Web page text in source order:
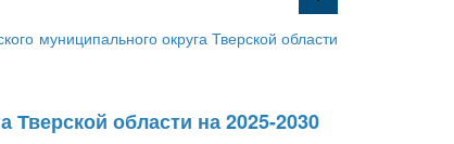
муниципального округа Тверской области
Тверской области на 2025-2030